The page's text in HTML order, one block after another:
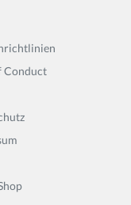
Conduct